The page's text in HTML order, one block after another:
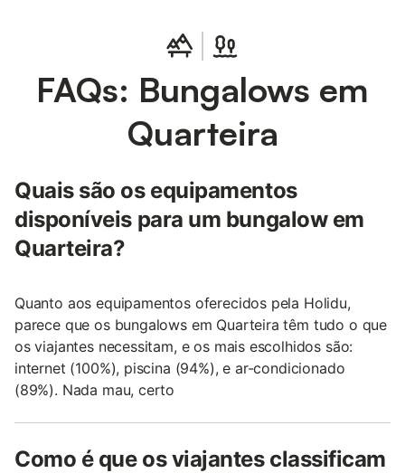
FAQs: Bungalows em
Quarteira
Quais são os equipamentos
disponíveis para um bungalow em
Quarteira?
Quanto aos equipamentos oferecidos pela Holidu,
parece que os bungalows em Quarteira têm tudo o que
os viajantes necessitam, e os mais escolhidos são:
internet (100%), piscina (94%), e ar-condicionado
(89%). Nada mau, certo
Como é que os viajantes classificam